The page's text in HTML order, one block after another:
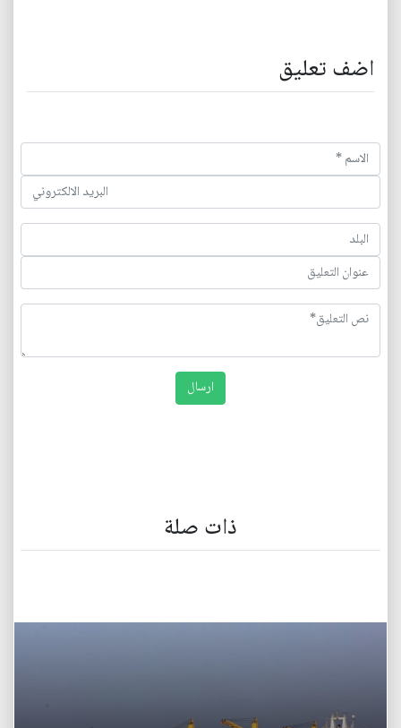
اضف تعليق
ذات صلة